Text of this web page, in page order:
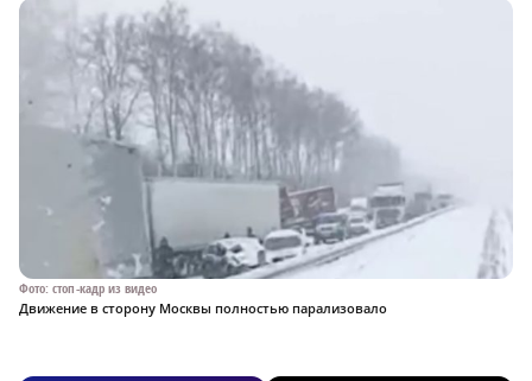
Фото: стоп-кадр из видео
Движение в сторону Москвы полностью парализовало